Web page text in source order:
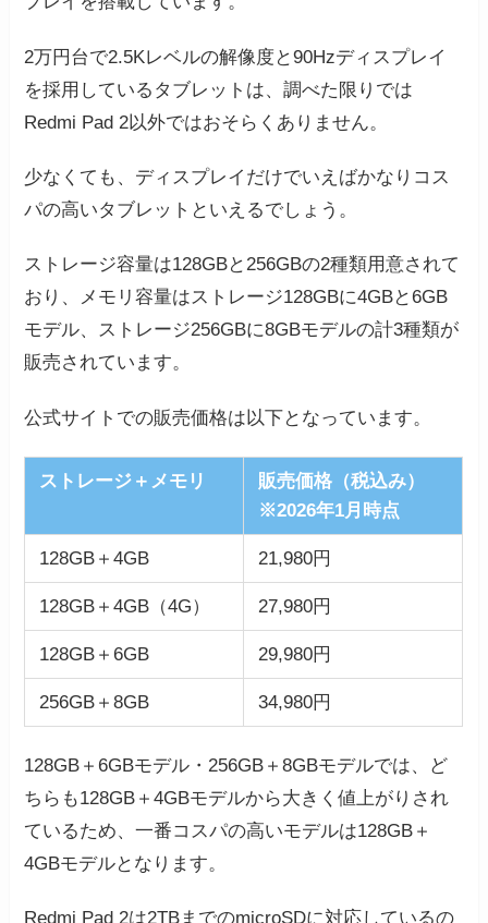
2万円台で2.5Kレベルの解像度と90Hzディスプレイ
を採用しているタブレットは、調べた限りでは
Redmi Pad 2以外ではおそらくありません。
少なくても、ディスプレイだけでいえばかなりコス
パの高いタブレットといえるでしょう。
ストレージ容量は128GBと256GBの2種類用意されて
おり、メモリ容量はストレージ128GBに4GBと6GB
モデル、ストレージ256GBに8GBモデルの計3種類が
販売されています。
公式サイトでの販売価格は以下となっています。
ストレージ＋メモリ
販売価格（税込み）
※2026年1月時点
128GB＋4GB 21,980円
128GB＋4GB（4G） 27,980円
128GB＋6GB 29,980円
256GB＋8GB 34,980円
128GB＋6GBモデル・256GB＋8GBモデルでは、ど
ちらも128GB＋4GBモデルから大きく値上がりされ
ているため、一番コスパの高いモデルは128GB＋
4GBモデルとなります。
Redmi Pad 2は2TBまでのmicroSDに対応しているの